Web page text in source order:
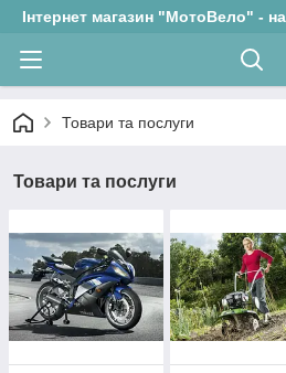
Інтернет магазин "МотоВело" -
Товари та послуги
Товари та послуги